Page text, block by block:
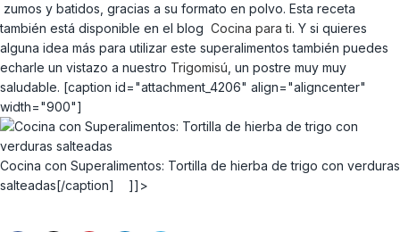
zumos y batidos, gracias a su formato en polvo. Esta receta
también está disponible en el blog Cocina para ti. Y si quieres
alguna idea más para utilizar este superalimentos también puedes
echarle un vistazo a nuestro Trigomisú , un postre muy muy
saludable. [caption id="attachment_4206" align="aligncenter"
width="900"]
Cocina con Superalimentos: Tortilla de hierba de trigo con verduras
salteadas[/caption] ]]>